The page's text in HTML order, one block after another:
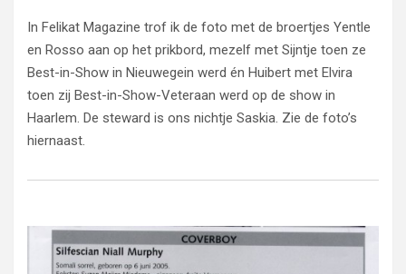
In Felikat Magazine trof ik de foto met de broertjes Yentle
en Rosso aan op het prikbord, mezelf met Sijntje toen ze
Best-in-Show in Nieuwegein werd én Huibert met Elvira
toen zij Best-in-Show-Veteraan werd op de show in
Haarlem. De steward is ons nichtje Saskia. Zie de foto’s
hiernaast.